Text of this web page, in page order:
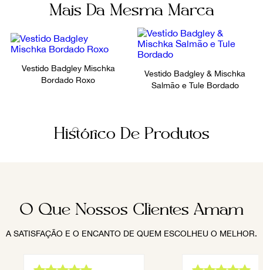
Mais Da Mesma Marca
Vestido Badgley Mischka
Bordado Roxo
Vestido Badgley & Mischka
Salmão e Tule Bordado
Histórico De Produtos
O Que Nossos Clientes Amam
A SATISFAÇÃO E O ENCANTO DE QUEM ESCOLHEU O MELHOR.